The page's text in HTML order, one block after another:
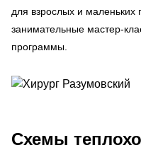
для взрослых и маленьких
занимательные мастер-
программы.
Схемы